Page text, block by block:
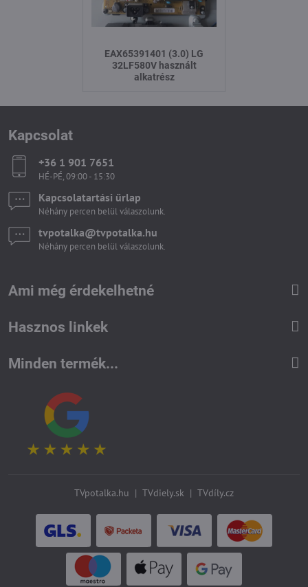
EAX65391401 (3.0) LG
32LF580V használt
alkatrész
Kapcsolat
+36 1 901 7651
HÉ-PÉ, 09:00 - 15:30
Kapcsolatartási űrlap
Néhány percen belül válaszolunk.
tvpotalka​@tvpotalka​.hu
Néhány percen belül válaszolunk.
Ami még érdekelhetné
Hasznos linkek
Minden termék...
TVpotalka.hu | TVdiely.sk | TVdíly.cz